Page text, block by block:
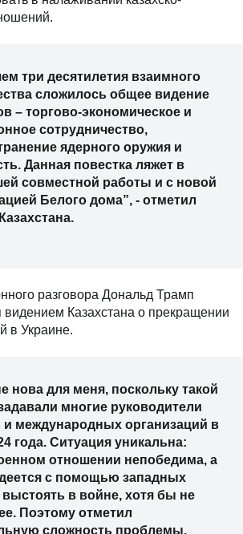
три десятилетия взаимного
сложилось общее видение
– торгово-экономическое и
сотрудничество,
ядерного оружия и
Данная повестка ляжет в
совместной работы и с новой
Белого дома”, - отметил
разговора Дональд Трамп
видением Казахстана о прекращении
в Украине.
нова для меня, поскольку такой
многие руководители
и международных организаций в
года. Ситуация уникальна:
отношении непобедима, а
с помощью западных
в войне, хотя бы не
Поэтому отметил
сложность проблемы,